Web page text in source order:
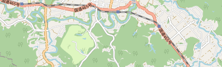
シーファリジャパン